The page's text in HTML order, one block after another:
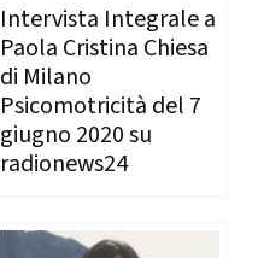
Intervista Integrale a
Paola Cristina Chiesa
di Milano
Psicomotricità del 7
giugno 2020 su
radionews24